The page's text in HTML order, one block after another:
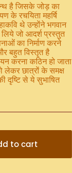
है जिसके जोड़ का
के रचयिता महर्षि
थे उन्होंने भगवान
लिये जो आदर्श प्रस्तुत
का निर्माण करने
बहुत विस्तृत है
करना कठिन हो जाता
लेकर छात्रों के समक्ष
दृष्टि से ये सुभाषित
to cart